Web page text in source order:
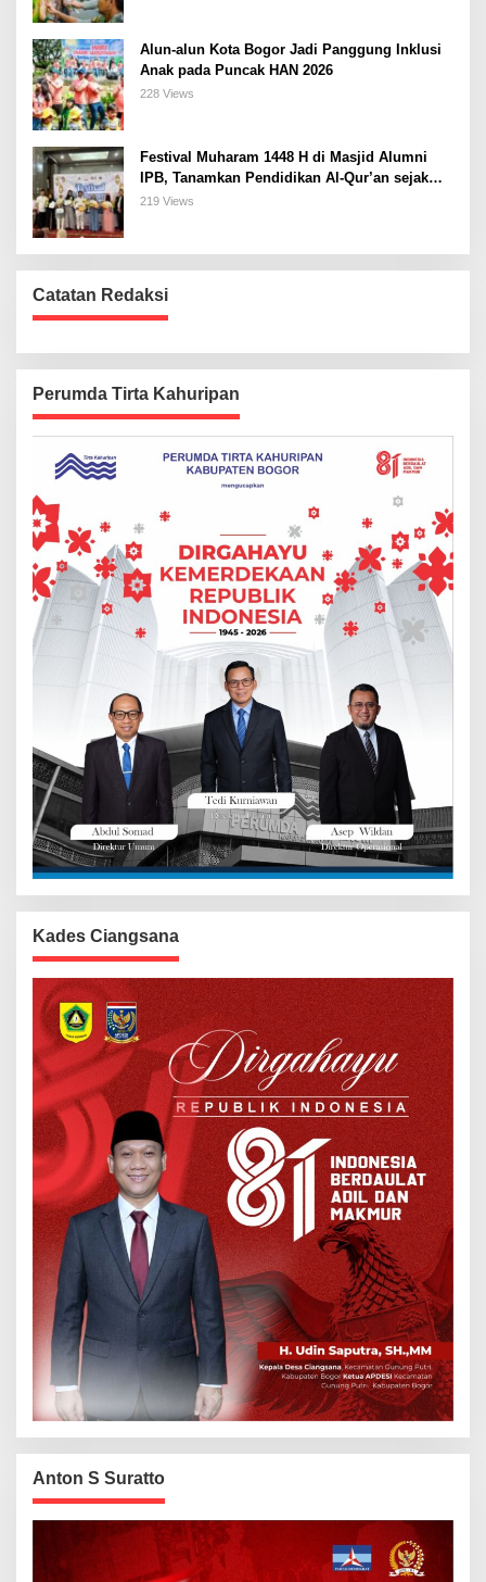
Alun-alun Kota Bogor Jadi Panggung Inklusi
Anak pada Puncak HAN 2026
228 Views
Festival Muharam 1448 H di Masjid Alumni
IPB, Tanamkan Pendidikan Al-Qur’an sejak
Dini dan Siapkan Generasi Islami
219 Views
Catatan Redaksi
Perumda Tirta Kahuripan
Kades Ciangsana
Anton S Suratto